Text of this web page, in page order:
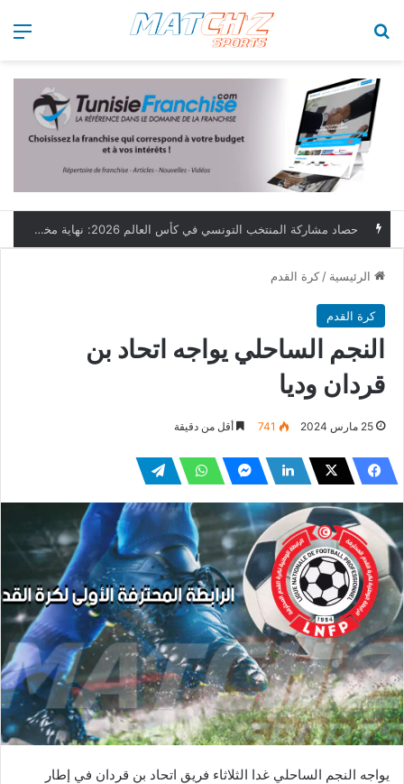
الرئيسية / كرة القدم
كرة القدم
النجم الساحلي يواجه اتحاد بن
قردان وديا
25 مارس 2024 741 أقل من دقيقة
يواجه النجم الساحلي غدا الثلاثاء فريق اتحاد بن قردان في إطار